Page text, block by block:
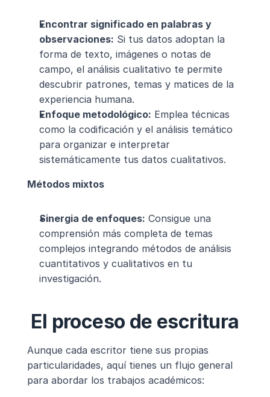
Encontrar significado en palabras y
observaciones: Si tus datos adoptan la
forma de texto, imágenes o notas de
campo, el análisis cualitativo te permite
descubrir patrones, temas y matices de la
experiencia humana.
Enfoque metodológico: Emplea técnicas
como la codificación y el análisis temático
para organizar e interpretar
sistemáticamente tus datos cualitativos.
Métodos mixtos
Sinergia de enfoques: Consigue una
comprensión más completa de temas
complejos integrando métodos de análisis
cuantitativos y cualitativos en tu
investigación.
El proceso de escritura
Aunque cada escritor tiene sus propias
particularidades, aquí tienes un flujo general
para abordar los trabajos académicos: